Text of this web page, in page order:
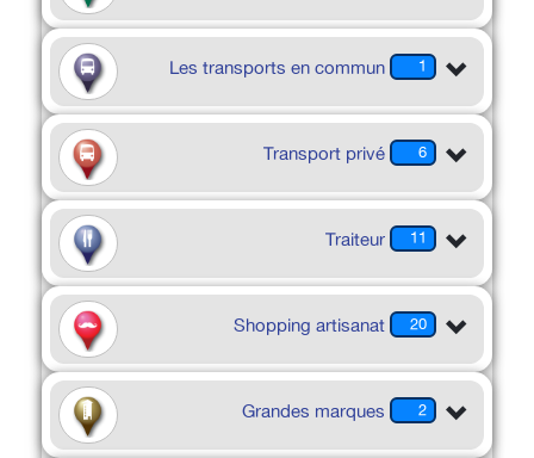
1
Les transports en commun
6
Transport privé
11
Traiteur
20
Shopping artisanat
2
Grandes marques